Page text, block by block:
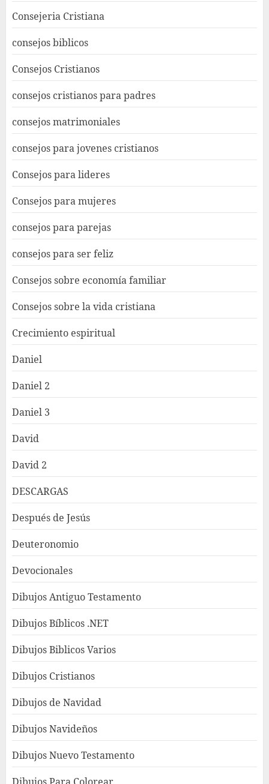
Consejeria Cristiana
consejos biblicos
Consejos Cristianos
consejos cristianos para padres
consejos matrimoniales
consejos para jovenes cristianos
Consejos para lideres
Consejos para mujeres
consejos para parejas
consejos para ser feliz
Consejos sobre economía familiar
Consejos sobre la vida cristiana
Crecimiento espiritual
Daniel
Daniel 2
Daniel 3
David
David 2
DESCARGAS
Después de Jesús
Deuteronomio
Devocionales
Dibujos Antiguo Testamento
Dibujos Bíblicos .NET
Dibujos Biblicos Varios
Dibujos Cristianos
Dibujos de Navidad
Dibujos Navideños
Dibujos Nuevo Testamento